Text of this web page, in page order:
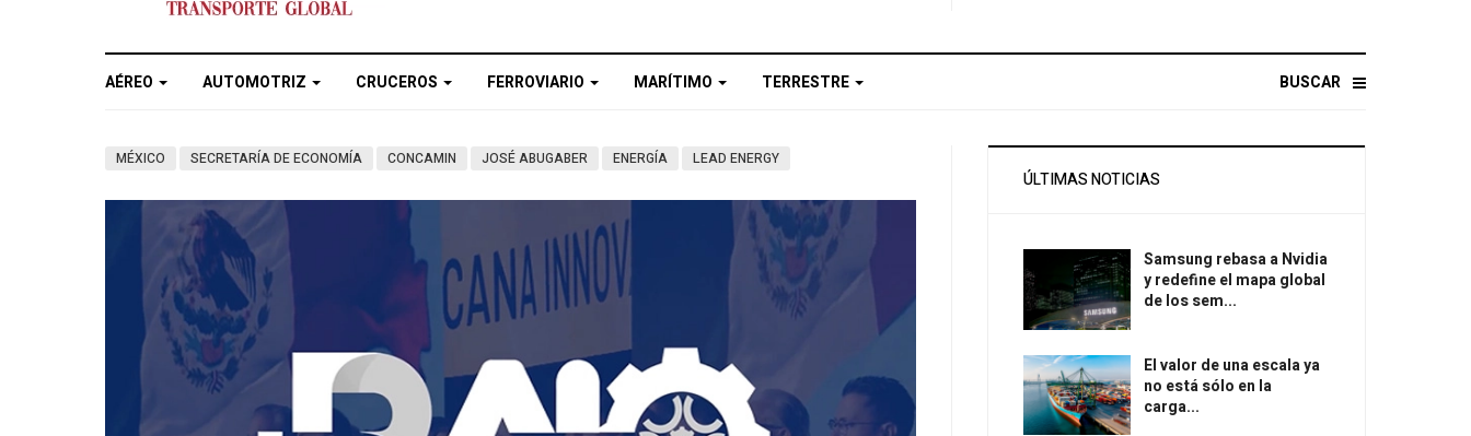
AÉREO AUTOMOTRIZ CRUCEROS FERROVIARIO MARÍTIMO TERRESTRE BUSCAR
MÉXICO SECRETARÍA DE ECONOMÍA CONCAMIN JOSÉ ABUGABER ENERGÍA LEAD ENERGY
ÚLTIMAS NOTICIAS
Samsung rebasa a Nvidia
y redefine el mapa global
de los sem...
El valor de una escala ya
no está sólo en la
carga...